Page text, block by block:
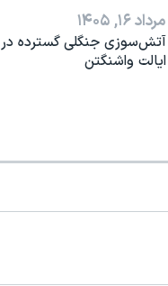
مرداد ۱۶, ۱۴۰۵
آتش‌سوزی جنگلی گسترده در
ایالت واشنگتن